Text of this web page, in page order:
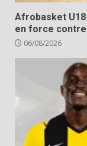
Afrobasket
en force contre
06/08/2026